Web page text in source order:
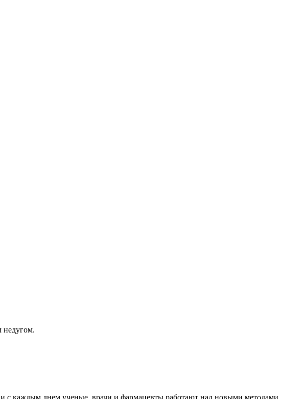
недугом.
с каждым днем ученые, врачи и фармацевты работают над новыми методами